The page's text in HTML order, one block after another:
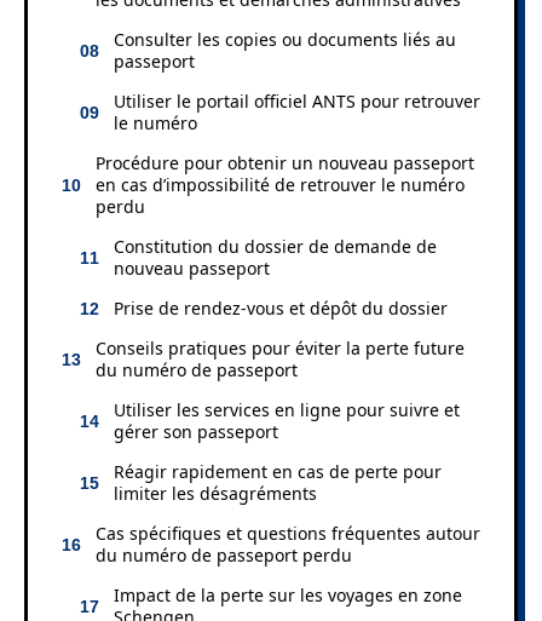
Consulter les copies ou documents liés au
passeport
Utiliser le portail officiel ANTS pour retrouver
le numéro
Procédure pour obtenir un nouveau passeport
en cas d’impossibilité de retrouver le numéro
perdu
Constitution du dossier de demande de
nouveau passeport
Prise de rendez-vous et dépôt du dossier
Conseils pratiques pour éviter la perte future
du numéro de passeport
Utiliser les services en ligne pour suivre et
gérer son passeport
Réagir rapidement en cas de perte pour
limiter les désagréments
Cas spécifiques et questions fréquentes autour
du numéro de passeport perdu
Impact de la perte sur les voyages en zone
Schengen